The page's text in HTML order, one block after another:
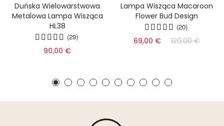
Duńska Wielowarstwowa
Metalowa Lampa Wisząca
HL38
(29)
90,00 €
Lampa Wisząca Macaroon
Flower Bud Design
(20)
69,00 € 120,00 €